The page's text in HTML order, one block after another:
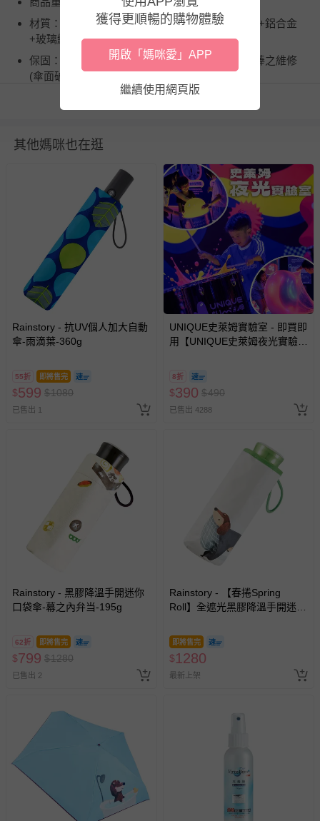
材質：傘布材質：100%Polyester , 傘骨材質：鐵+鋁合金
+玻璃纖維
保固：一年保固：一年之內，享有免費傘骨、中棒之維修
(傘面破損、魔鬼氈、傘頭帶不在保固範圍)
詳細尺寸：280mm * 50mm * 50mm
或颱風天使用。
使用方式：使用前，先輕輕地晃動雨傘，使其傘布較為鬆
開，再行展開雨傘。
商品運送限制：出貨地限台灣本島
您所購買的商品享有7天的鑑賞期／猶豫期權益，但此期間
並非試用期，您所退回的商品必須是未經使用的全新狀態，
包含完整包裝、配件、說明文件及贈品等。
瑕疵退換貨所產生的運費，將由媽咪愛負責處理，若非瑕疵
退貨，您可至『查詢訂單』>『已出貨』中查詢該筆訂單，
至媽咪愛 LINE@客服ID: @mamilove我們將依序為您處理
與服務，謝謝。
留商品未達活動門檻，將以原價計算，活動贈品亦需一併退
部分商品依據消費者保護法的規定，不適用七天鑑賞期/猶
豫期範圍：
易於腐敗、保存期限較短或解約時即將逾期（例如生鮮
報紙、期刊或雜誌（惟書籍如經拆封、使用，則酌收整
新費用）。
等）。
非以有形媒介提供之數位內容或一經提供即為完成之線
上服務，經消費者事先同意始提供（例如線上課程、遊
已拆封之以下類型商品：
-個人衛生用品（例如尿布、貼身衣物、泳裝、襪子、地
墊、寢具類等）。
-新生兒親膚衣物（嬰幼兒包巾與背巾、包屁衣、學習
褲、紗布衣等）。
-接觸性孕哺產品（奶嘴、奶瓶、擠乳器、哺乳衣、托腹
帶束縛衣、餐搖椅等）。
其他媽咪也在逛
Rainstory - 抗UV個人加大自動
傘-雨滴葉-360g
55折 即將售完
$599 $1080
已售出 1
UNIQUE史萊姆實驗室 - 即買即
用【UNIQUE史萊姆夜光實驗室
人小孩均一價(3歲以上需購票))
8折
$390 $490
已售出 4288
Rainstory - 黑膠降溫手開迷你
口袋傘-幕之內弁当-195g
62折 即將售完
$799 $1280
已售出 2
Rainstory - 【春捲Spring
Roll】全遮光黑膠降溫手開迷你
即將售完
$1280
最新上架
獲得更順暢的購物體驗
開啟「媽咪愛」APP
繼續使用網頁版